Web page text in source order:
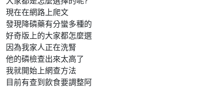
現在在網路上爬文
發現降磷藥有分蠻多種的
好奇版上的大家都怎麼選
因為我家人正在洗腎
他的磷檢查出來太高了
我就開始上網查方法
目前有查到飲食要調整阿